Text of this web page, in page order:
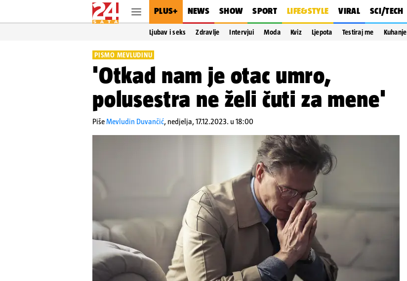
PLUS+ NEWS SHOW SPORT LIFE&STYLE VIRAL SCI/TECH
Ljubav i seks Zdravlje Intervjui Moda Kviz Ljepota Testiraj me Kuhanje
PISMO MEVLUDINU
'Otkad nam je otac umro,
polusestra ne želi čuti za mene'
PišeMevludin Duvančić, nedjelja, 17.12.2023. u 18:00